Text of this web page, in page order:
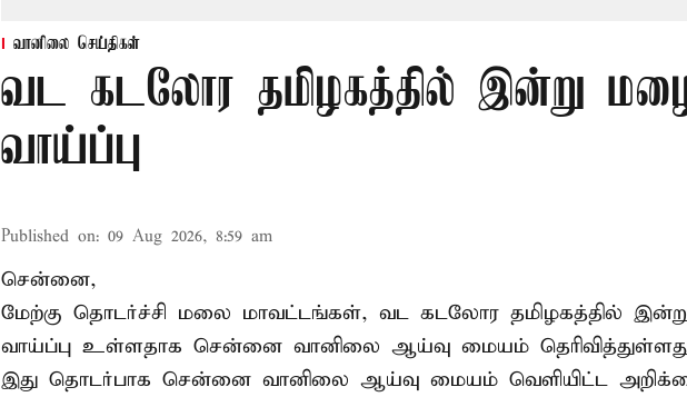
வானிலை செய்திகள்
வட கடலோர தமிழகத்தில் இன்று
வாய்ப்பு
Published on: 09 Aug 2026, 8:59 am
சென்னை,
மேற்கு தொடர்ச்சி மலை மாவட்டங்கள், வட கடலோர தமிழகத்தில்
வாய்ப்பு உள்ளதாக சென்னை வானிலை ஆய்வு மையம்
இது தொடர்பாக சென்னை வானிலை ஆய்வு மையம் வெளியிட்ட